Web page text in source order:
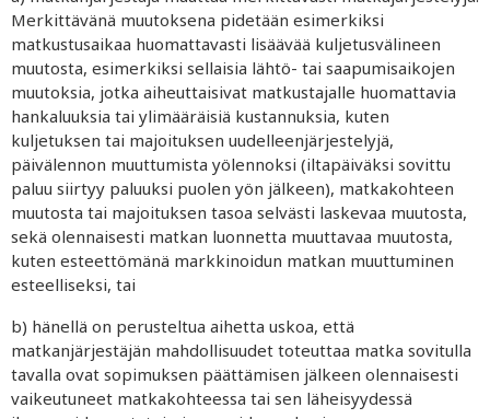
Merkittävänä muutoksena pidetään esimerkiksi
matkustusaikaa huomattavasti lisäävää kuljetusvälineen
muutosta, esimerkiksi sellaisia lähtö- tai saapumisaikojen
muutoksia, jotka aiheuttaisivat matkustajalle huomattavia
hankaluuksia tai ylimääräisiä kustannuksia, kuten
kuljetuksen tai majoituksen uudelleenjärjestelyjä,
päivälennon muuttumista yölennoksi (iltapäiväksi sovittu
paluu siirtyy paluuksi puolen yön jälkeen), matkakohteen
muutosta tai majoituksen tasoa selvästi laskevaa muutosta,
sekä olennaisesti matkan luonnetta muuttavaa muutosta,
kuten esteettömänä markkinoidun matkan muuttuminen
esteelliseksi, tai
b) hänellä on perusteltua aihetta uskoa, että
matkanjärjestäjän mahdollisuudet toteuttaa matka sovitulla
tavalla ovat sopimuksen päättämisen jälkeen olennaisesti
vaikeutuneet matkakohteessa tai sen läheisyydessä